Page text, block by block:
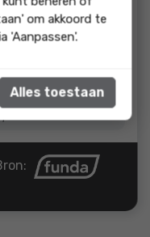
een leuk
een prachtige
om akkoord te
'Aanpassen'.
Alles toestaan